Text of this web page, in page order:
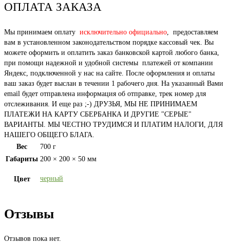
ОПЛАТА ЗАКАЗА
Мы принимаем оплату исключительно официально, предоставляем
вам в установленном законодательством порядке кассовый чек. Вы
можете оформить и оплатить заказ банковской картой любого банка,
при помощи надежной и удобной системы платежей от компании
Яндекс, подключенной у нас на сайте. После оформления и оплаты
ваш заказ будет выслан в течении 1 рабочего дня. На указанный Вами
email будет отправлена информация об отправке, трек номер для
отслеживания. И еще раз ;-) ДРУЗЬЯ, МЫ НЕ ПРИНИМАЕМ
ПЛАТЕЖИ НА КАРТУ СБЕРБАНКА И ДРУГИЕ "СЕРЫЕ"
ВАРИАНТЫ. МЫ ЧЕСТНО ТРУДИМСЯ И ПЛАТИМ НАЛОГИ, ДЛЯ
НАШЕГО ОБЩЕГО БЛАГА.
Вес
700 г
Габариты 200 × 200 × 50 мм
Цвет черный
Отзывы
Отзывов пока нет.